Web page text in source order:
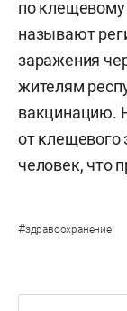
по клещевому
называют
заражения
жителям
вакцинацию.
от клещевого
человек, что
#здравоохранение